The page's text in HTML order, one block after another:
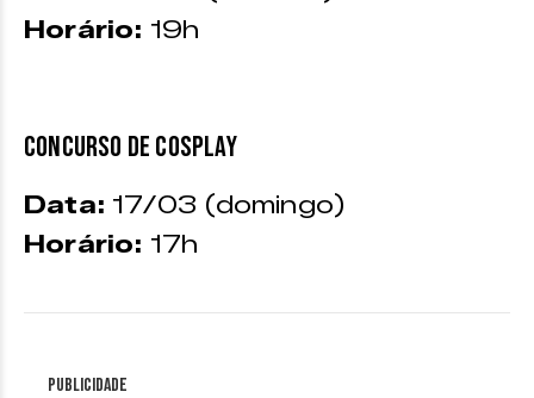
Horário: 19h
CONCURSO DE COSPLAY
Data: 17/03 (domingo)
Horário: 17h
Publicidade